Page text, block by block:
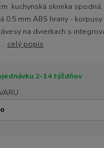
kuchynská skrinka
0,5 mm ABS hrany -
na dvierkach s
celý popis
2-14 týždňov